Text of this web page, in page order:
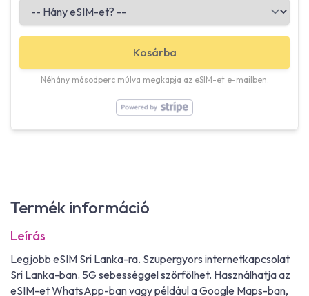
Kosárba
Néhány másodperc múlva megkapja az eSIM-et e-mailben.
Termék információ
Leírás
Legjobb eSIM Srí Lanka-ra. Szupergyors internetkapcsolat
Srí Lanka-ban. 5G sebességgel szörfölhet. Használhatja az
eSIM-et WhatsApp-ban vagy például a Google Maps-ban,